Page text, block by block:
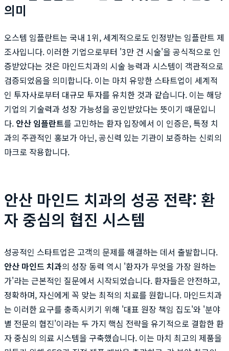
의미
오스템 임플란트는 국내 1위, 세계적으로도 인정받는 임플란트 제
조사입니다. 이러한 기업으로부터 '3만 건 시술'을 공식적으로 인
증받았다는 것은 마인드치과의 시술 능력과 시스템이 객관적으로
검증되었음을 의미합니다. 이는 마치 유망한 스타트업이 세계적
인 투자사로부터 대규모 투자를 유치한 것과 같습니다. 이는 해당
기업의 기술력과 성장 가능성을 공인받았다는 뜻이기 때문입니
다. 안산 임플란트를 고민하는 환자 입장에서 이 인증은, 특정 치
과의 주관적인 홍보가 아닌, 공신력 있는 기관이 보증하는 신뢰의
마크로 작용합니다.
안산 마인드 치과의 성공 전략: 환
자 중심의 협진 시스템
성공적인 스타트업은 고객의 문제를 해결하는 데서 출발합니다.
안산 마인드 치과의 성장 동력 역시 '환자가 무엇을 가장 원하는
가'라는 근본적인 질문에서 시작되었습니다. 환자들은 안전하고,
정확하며, 자신에게 꼭 맞는 최적의 치료를 원합니다. 마인드치과
는 이러한 요구를 충족시키기 위해 '대표 원장 책임 집도'와 '분야
별 전문의 협진'이라는 두 가지 핵심 전략을 유기적으로 결합한 환
자 중심의 의료 시스템을 구축했습니다. 이는 마치 최고의 제품을